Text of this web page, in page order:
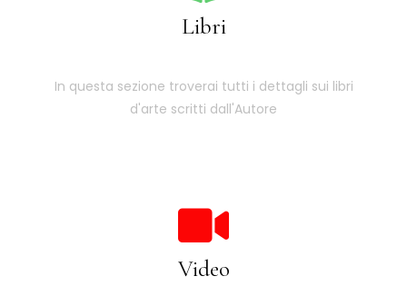
Libri
In questa sezione troverai tutti i dettagli sui libri
d'arte scritti dall'Autore
Video